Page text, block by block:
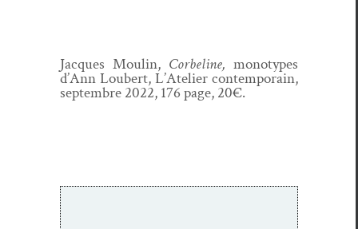
Jacques Moulin, Cor­be­line,mono­types
d’Ann Lou­bert, L’Ate­lier con­tem­po­rain,
sep­tem­bre 2022, 176 page, 20€.